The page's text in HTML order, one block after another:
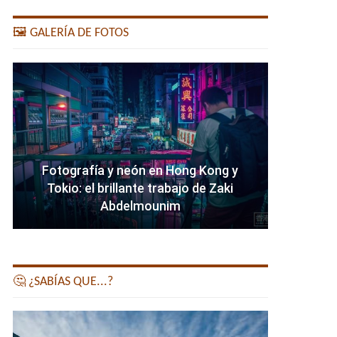
🖼️ GALERÍA DE FOTOS
Fotografía y neón en Hong Kong y
Tokio: el brillante trabajo de Zaki
Abdelmounim
🤔 ¿SABÍAS QUE...?